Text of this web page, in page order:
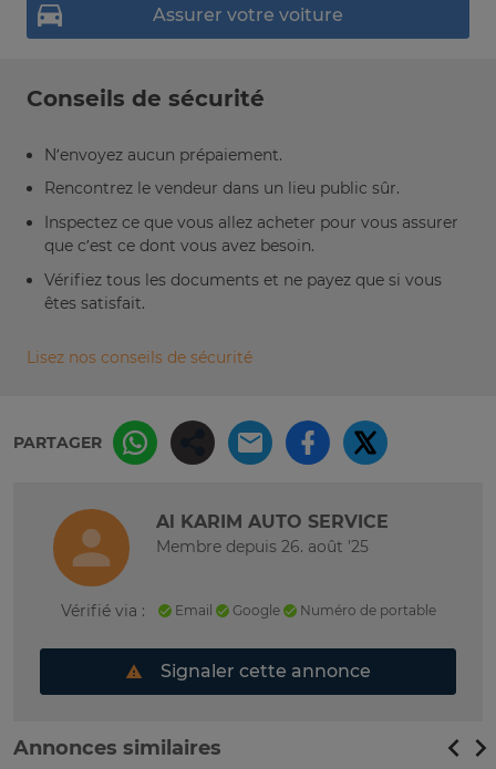
Assurer votre voiture
Conseils de sécurité
N’envoyez aucun prépaiement.
Rencontrez le vendeur dans un lieu public sûr.
Inspectez ce que vous allez acheter pour vous assurer
que c’est ce dont vous avez besoin.
Vérifiez tous les documents et ne payez que si vous
êtes satisfait.
Lisez nos conseils de sécurité
PARTAGER
Al KARIM AUTO SERVICE
Membre depuis 26. août '25
Vérifié via : Email Google Numéro de portable
Signaler cette annonce
Annonces similaires